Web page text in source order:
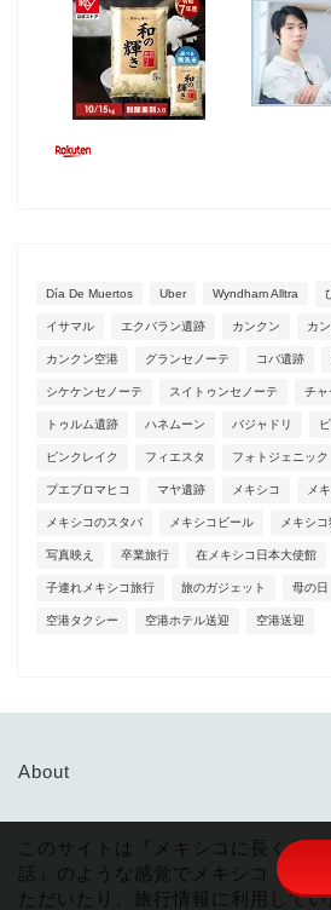
Día De Muertos Uber Wyndham Alltra
イサマル エクバラン遺跡 カンクン カ
カンクン空港 グランセノーテ コバ遺跡
シケケンセノーテ スイトゥンセノーテ チャ
トゥルム遺跡 ハネムーン バジャドリ
ピンクレイク フィエスタ フォトジェニック
プエブロマヒコ マヤ遺跡 メキシコ メ
メキシコのスタバ メキシコビール メキシ
写真映え 卒業旅行 在メキシコ日本大使館
子連れメキシコ旅行 旅のガジェット 母の日
空港タクシー 空港ホテル送迎 空港送迎
About
このサイトは『メキシコに長く住
話』のような感覚でメキシコ・カン
ただいたり、旅行情報に利用して
空